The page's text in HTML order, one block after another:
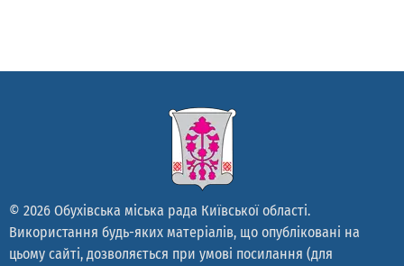
© 2026 Обухівська міська рада Київської області.
Використання будь-яких матеріалів, що опубліковані на
цьому сайті, дозволяється при умові посилання (для